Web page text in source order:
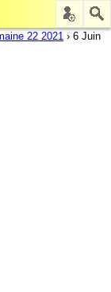
22 2021 › 6 Juin